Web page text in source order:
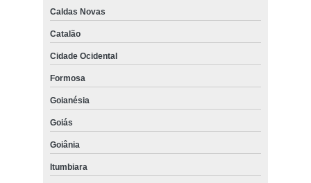
Caldas Novas
Catalão
Cidade Ocidental
Formosa
Goianésia
Goiás
Goiânia
Itumbiara